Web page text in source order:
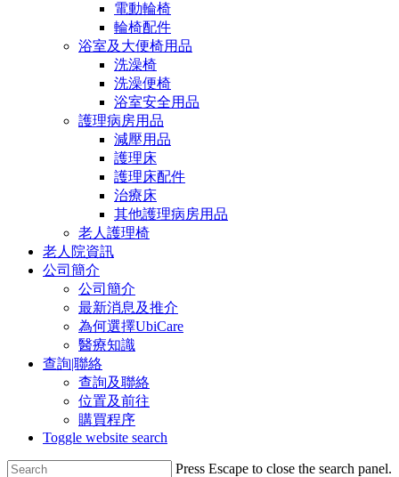
電動輪椅
輪椅配件
浴室及大便椅用品
洗澡椅
洗澡便椅
浴室安全用品
護理病房用品
減壓用品
護理床
護理床配件
治療床
其他護理病房用品
老人護理椅
老人院資訊
公司簡介
公司簡介
最新消息及推介
為何選擇UbiCare
醫療知識
查詢|聯絡
查詢及聯絡
位置及前往
購買程序
Toggle website search
Press Escape to close the search panel.